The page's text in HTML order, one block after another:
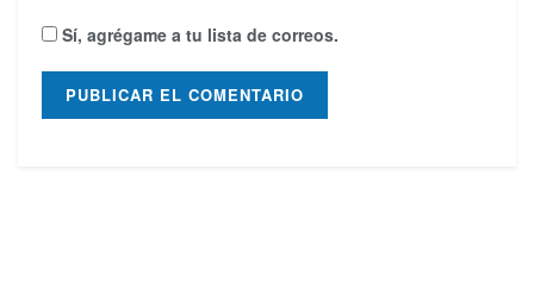
Sí, agrégame a tu lista de correos.